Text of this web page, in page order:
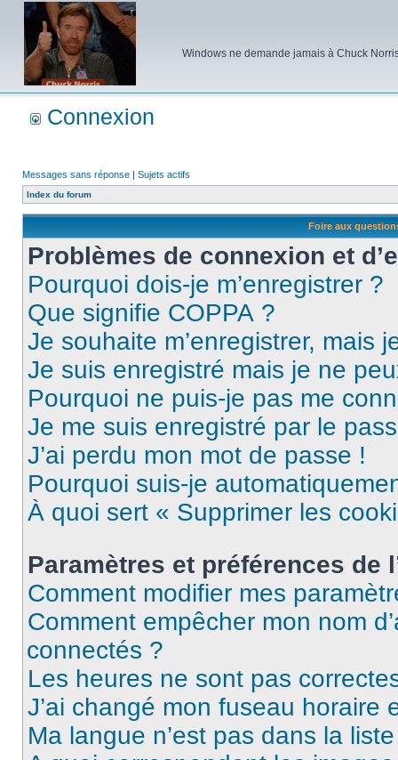
Windows ne demande jamais à Chuck
Connexion
Messages sans réponse | Sujets actifs
Index du forum
Foire aux
Problèmes de connexion et
Pourquoi dois-je m’enregistrer ?
Que signifie COPPA ?
Je souhaite m’enregistrer, mais
Je suis enregistré mais je ne
Pourquoi ne puis-je pas me
Je me suis enregistré par le
J’ai perdu mon mot de passe !
Pourquoi suis-je
À quoi sert « Supprimer les
Paramètres et préférences de
Comment modifier mes
Comment empêcher mon nom
connectés ?
Les heures ne sont pas
J’ai changé mon fuseau horaire
Ma langue n’est pas dans la